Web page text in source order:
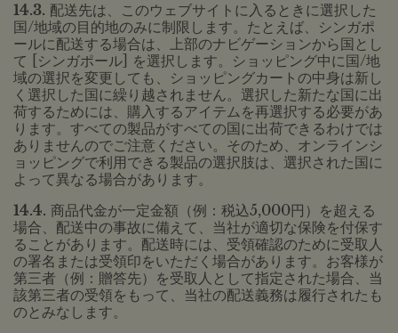
14.3. 配送先は、このウェブサイトに入るときに選択した
国/地域の目的地のみに制限します。たとえば、シンガポ
ールに配送する場合は、上部のナビゲーションから国とし
て [シンガポール] を選択します。ショッピング中に国/地
域の選択を変更しても、ショッピングカートの中身は新し
く選択した国に繰り越されません。選択した新たな国に出
荷するためには、購入するアイテムを再選択する必要があ
ります。すべての製品がすべての国に出荷できるわけでは
ありませんのでご注意ください。そのため、オンラインシ
ョッピングで利用できる製品の選択肢は、選択された国に
よって異なる場合があります。
14.4. 商品代金が一定金額（例：税込5,000円）を超える
場合、配送中の事故に備えて、当社が適切な保険を付保す
ることがあります。配送時には、受領確認のために受取人
の署名または受領印をいただく場合があります。お客様が
第三者（例：贈答先）を受取人として指定された場合、当
該第三者の受領をもって、当社の配送義務は履行されたも
のとみなします。